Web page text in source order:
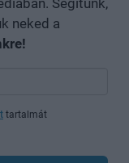
Segítünk,
neked a
tartalmát